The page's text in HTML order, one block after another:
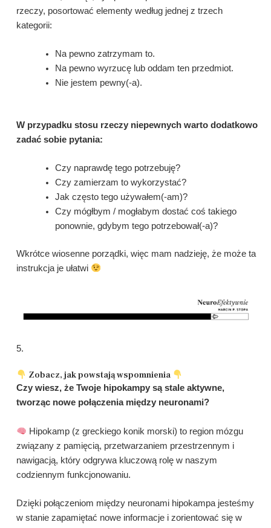
rzeczy, posortować elementy według jednej z trzech
kategorii:
Na pewno zatrzymam to.
Na pewno wyrzucę lub oddam ten przedmiot.
Nie jestem pewny(-a).
W przypadku stosu rzeczy niepewnych warto dodatkowo
zadać sobie pytania:
Czy naprawdę tego potrzebuję?
Czy zamierzam to wykorzystać?
Jak często tego używałem(-am)?
Czy mógłbym / mogłabym dostać coś takiego
ponownie, gdybym tego potrzebował(-a)?
Wkrótce wiosenne porządki, więc mam nadzieję, że może ta
instrukcja je ułatwi
5.
Zobacz, jak powstają wspomnienia
Czy wiesz, że Twoje hipokampy są stale aktywne,
tworząc nowe połączenia między neuronami?
Hipokamp (z greckiego konik morski) to region mózgu
związany z pamięcią, przetwarzaniem przestrzennym i
nawigacją, który odgrywa kluczową rolę w naszym
codziennym funkcjonowaniu.
Dzięki połączeniom między neuronami hipokampa jesteśmy
w stanie zapamiętać nowe informacje i zorientować się w